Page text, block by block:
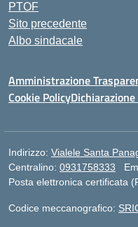
PTOF
Sito precedente
Albo sindacale
Amministrazione
Cookie Policy
Indirizzo: Vialele Santa
Centralino: 0931758333
Posta elettronica certificata
Codice meccanografico: